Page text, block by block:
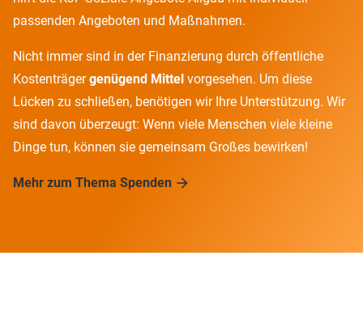
passenden Angeboten und Maßnahmen.
Nicht immer sind in der Finanzierung durch öffentliche
Kostenträgergenügend Mittel vorgesehen. Um diese
Lücken zu schließen, benötigen wir Ihre Unterstützung. Wir
sind davon überzeugt: Wenn viele Menschen viele kleine
Dinge tun, können sie gemeinsam Großes bewirken!
Mehr zum Thema Spenden